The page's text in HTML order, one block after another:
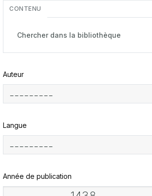
CONTENU
Auteur
Langue
Année de publication